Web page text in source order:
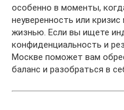
особенно в моменты,
неуверенность или
жизнью. Если вы ищете
конфиденциальность и
Москве поможет вам
баланс и разобраться в